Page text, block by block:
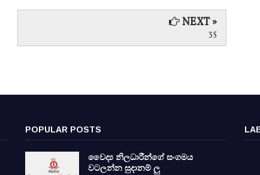
NEXT »
35
POPULAR POSTS
වෛද්‍ය නිලධාරීන්ගේ සංගමය
වටලන්න සුදානම් ලු